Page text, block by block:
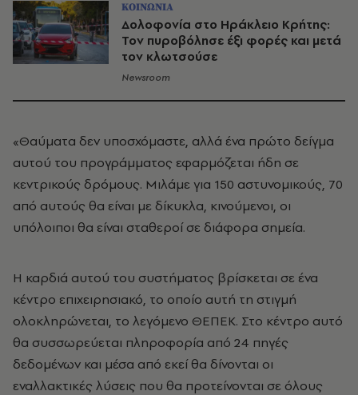
ΚΟΙΝΩΝΙΑ
Δολοφονία στο Ηράκλειο Κρήτης:
Τον πυροβόλησε έξι φορές και μετά
τον κλωτσούσε
Newsroom
«Θαύματα δεν υποσχόμαστε, αλλά ένα πρώτο δείγμα
αυτού του προγράμματος εφαρμόζεται ήδη σε
κεντρικούς δρόμους. Μιλάμε για 150 αστυνομικούς, 70
από αυτούς θα είναι με δίκυκλα, κινούμενοι, οι
υπόλοιποι θα είναι σταθεροί σε διάφορα σημεία.
Η καρδιά αυτού του συστήματος βρίσκεται σε ένα
κέντρο επιχειρησιακό, το οποίο αυτή τη στιγμή
ολοκληρώνεται, το λεγόμενο ΘΕΠΕΚ. Στο κέντρο αυτό
θα συσσωρεύεται πληροφορία από 24 πηγές
δεδομένων και μέσα από εκεί θα δίνονται οι
εναλλακτικές λύσεις που θα προτείνονται σε όλους